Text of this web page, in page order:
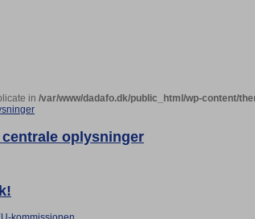
in /var/www/dadafo.dk/public_html/wp-content/
oplysninger